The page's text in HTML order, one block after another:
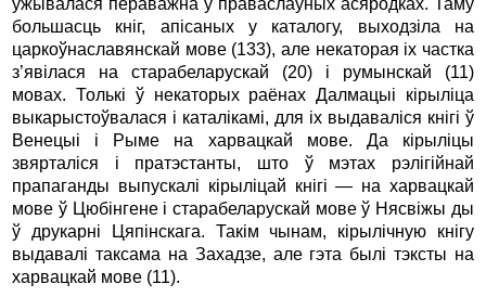
большасць кніг, апісаных у каталогу, выходзіла на
царкоўнаславянскай мове (133), але некаторая іх частка
з’явілася на старабеларускай (20) і румынскай (11)
мовах. Толькі ў некаторых раёнах Далмацыі кірыліца
выкарыстоўвалася і каталікамі, для іх выдаваліся кнігі ў
Венецыі і Рыме на харвацкай мове. Да кірыліцы
звярталіся і пратэстанты, што ў мэтах рэлігійнай
прапаганды выпускалі кірыліцай кнігі — на харвацкай
мове ў Цюбінгене і старабеларускай мове ў Нясвіжы ды
ў друкарні Цяпінскага. Такім чынам, кірылічную кнігу
выдавалі таксама на Захадзе, але гэта былі тэксты на
харвацкай мове (11).